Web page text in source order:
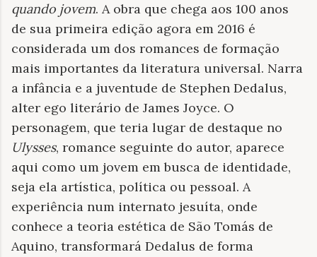
quando jovem. A obra que chega aos 100 anos
de sua primeira edição agora em 2016 é
considerada um dos romances de formação
mais importantes da literatura universal. Narra
a infância e a juventude de Stephen Dedalus,
alter ego literário de James Joyce. O
personagem, que teria lugar de destaque no
Ulysses, romance seguinte do autor, aparece
aqui como um jovem em busca de identidade,
seja ela artística, política ou pessoal. A
experiência num internato jesuíta, onde
conhece a teoria estética de São Tomás de
Aquino, transformará Dedalus de forma